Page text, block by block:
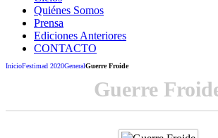
Quiénes Somos
Prensa
Ediciones Anteriores
CONTACTO
InicioFestimad 2020GeneralGuerre Froide
Guerre